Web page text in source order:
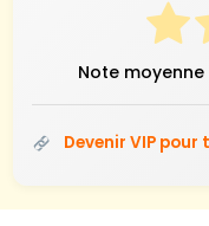
Note moyenne
Devenir VIP